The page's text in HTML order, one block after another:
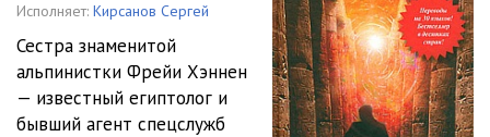
06:27
06_Kaliforniya, Yosemitskiy natsionalnyy park 07:00
07_Kair, otel «Mariott» 22:56
08_Kair 30:28
Исполняет: Кирсанов Сергей
Сестра знаменитой
альпинистки Фрейи Хэннен
— известный египтолог и
бывший агент спецслужб